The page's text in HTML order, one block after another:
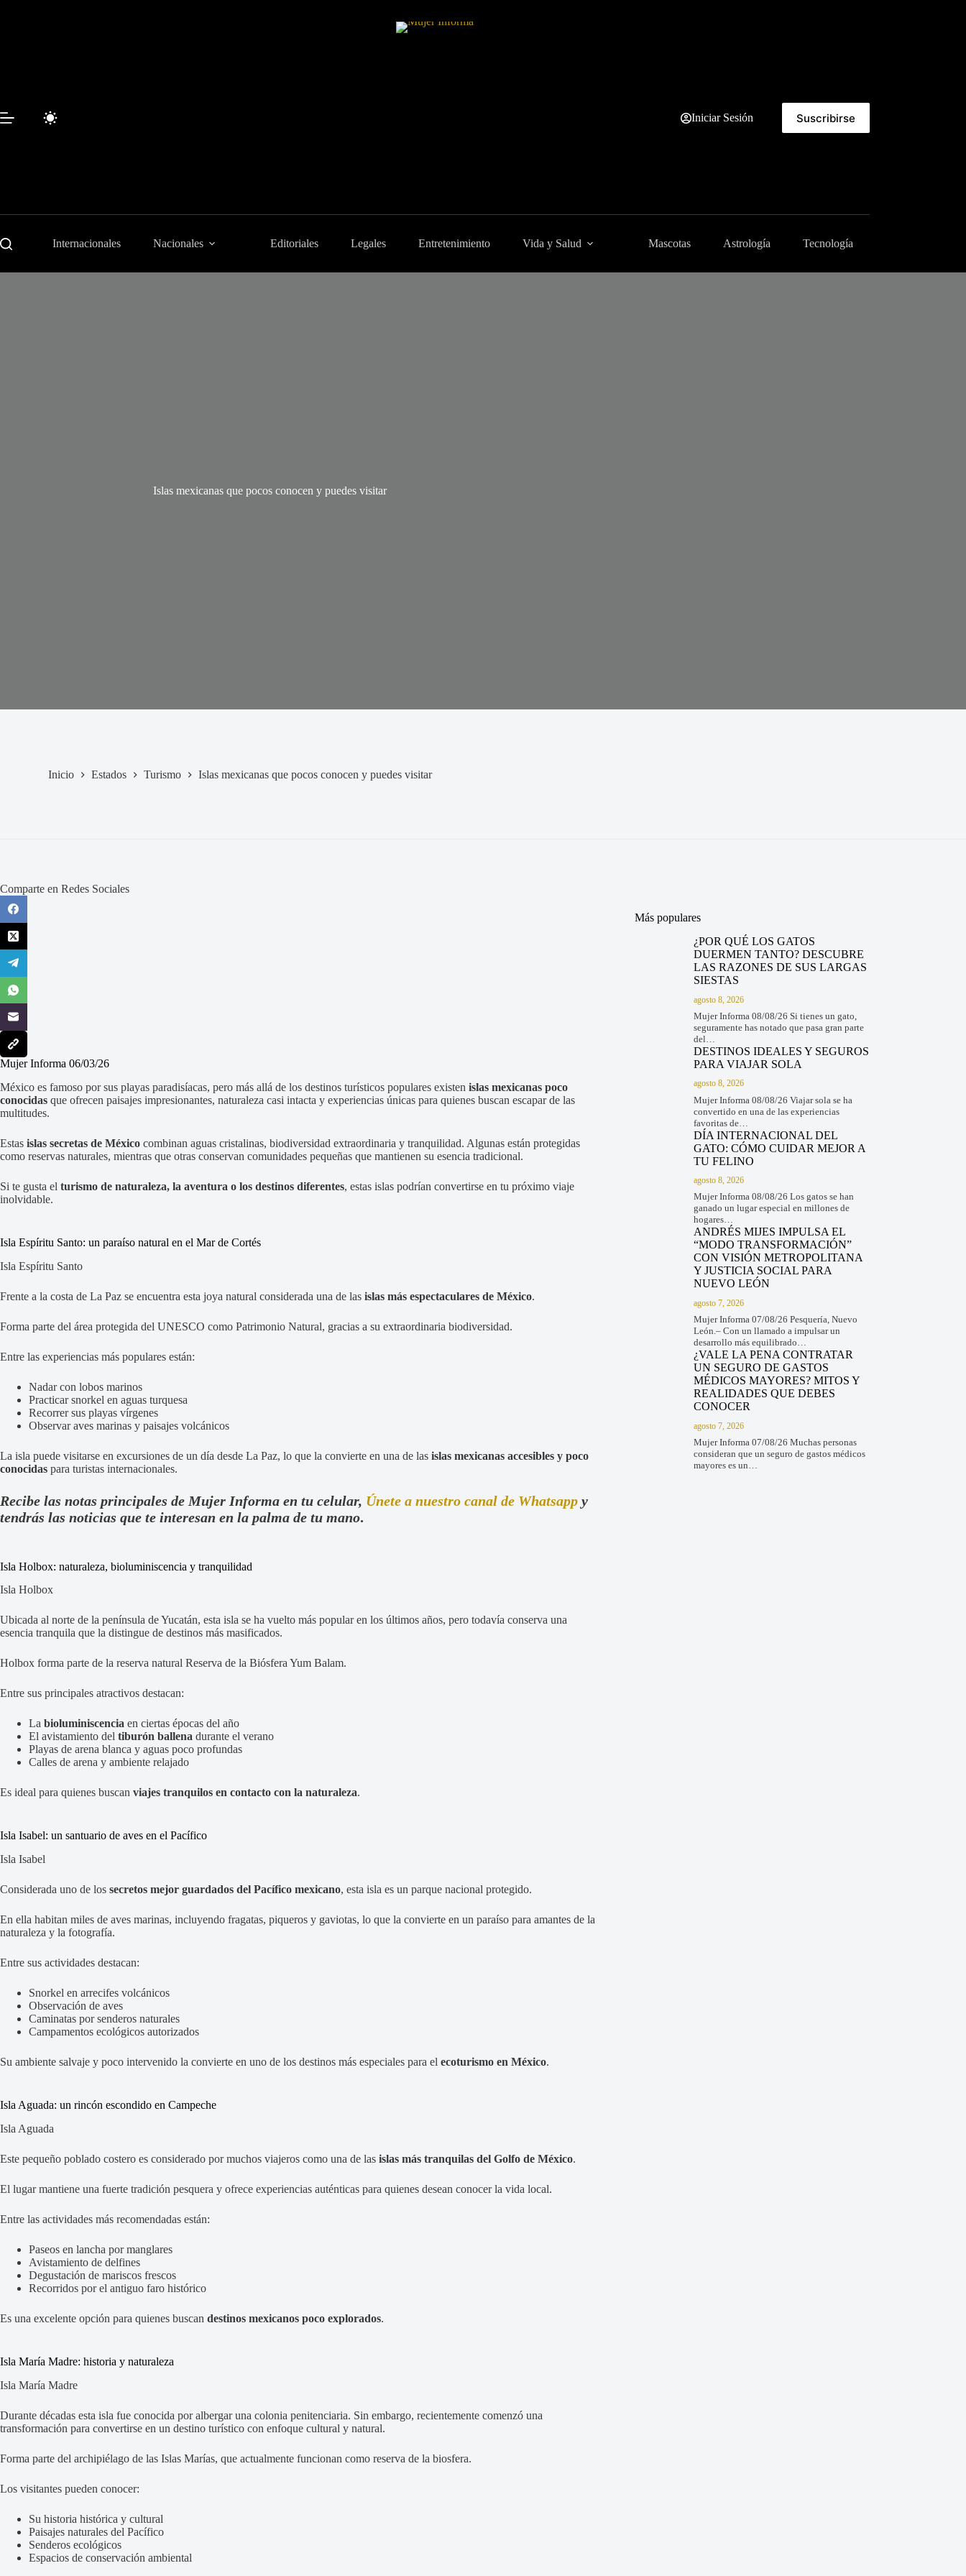
Iniciar Sesión Suscribirse
Internacionales Nacionales Editoriales Legales Entretenimiento Vida y Salud Mascotas Astrología Tecnología
Islas mexicanas que pocos conocen y puedes visitar
Inicio Estados Turismo Islas mexicanas que pocos conocen y puedes visitar
Comparte en Redes Sociales
Mujer Informa 06/03/26
México es famoso por sus playas paradisíacas, pero más allá de los destinos turísticos populares existen islas mexicanas poco
conocidas que ofrecen paisajes impresionantes, naturaleza casi intacta y experiencias únicas para quienes buscan escapar de las
multitudes.
Estas islas secretas de México combinan aguas cristalinas, biodiversidad extraordinaria y tranquilidad. Algunas están protegidas
como reservas naturales, mientras que otras conservan comunidades pequeñas que mantienen su esencia tradicional.
Si te gusta el turismo de naturaleza, la aventura o los destinos diferentes, estas islas podrían convertirse en tu próximo viaje
inolvidable.
Isla Espíritu Santo: un paraíso natural en el Mar de Cortés
Isla Espíritu Santo
Frente a la costa de La Paz se encuentra esta joya natural considerada una de las islas más espectaculares de México.
Forma parte del área protegida del UNESCO como Patrimonio Natural, gracias a su extraordinaria biodiversidad.
Entre las experiencias más populares están:
Nadar con lobos marinos
Practicar snorkel en aguas turquesa
Recorrer sus playas vírgenes
Observar aves marinas y paisajes volcánicos
La isla puede visitarse en excursiones de un día desde La Paz, lo que la convierte en una de las islas mexicanas accesibles y poco
conocidas para turistas internacionales.
Recibe las notas principales de Mujer Informa en tu celular, Únete a nuestro canal de Whatsapp y
tendrás las noticias que te interesan en la palma de tu mano.
Isla Holbox: naturaleza, bioluminiscencia y tranquilidad
Isla Holbox
Ubicada al norte de la península de Yucatán, esta isla se ha vuelto más popular en los últimos años, pero todavía conserva una
esencia tranquila que la distingue de destinos más masificados.
Holbox forma parte de la reserva natural Reserva de la Biósfera Yum Balam.
Entre sus principales atractivos destacan:
La bioluminiscencia en ciertas épocas del año
El avistamiento del tiburón ballena durante el verano
Playas de arena blanca y aguas poco profundas
Calles de arena y ambiente relajado
Es ideal para quienes buscan viajes tranquilos en contacto con la naturaleza.
Isla Isabel: un santuario de aves en el Pacífico
Isla Isabel
Considerada uno de los secretos mejor guardados del Pacífico mexicano, esta isla es un parque nacional protegido.
En ella habitan miles de aves marinas, incluyendo fragatas, piqueros y gaviotas, lo que la convierte en un paraíso para amantes de la
naturaleza y la fotografía.
Entre sus actividades destacan:
Snorkel en arrecifes volcánicos
Observación de aves
Caminatas por senderos naturales
Campamentos ecológicos autorizados
Su ambiente salvaje y poco intervenido la convierte en uno de los destinos más especiales para el ecoturismo en México.
Isla Aguada: un rincón escondido en Campeche
Isla Aguada
Este pequeño poblado costero es considerado por muchos viajeros como una de las islas más tranquilas del Golfo de México.
El lugar mantiene una fuerte tradición pesquera y ofrece experiencias auténticas para quienes desean conocer la vida local.
Entre las actividades más recomendadas están:
Paseos en lancha por manglares
Avistamiento de delfines
Degustación de mariscos frescos
Recorridos por el antiguo faro histórico
Es una excelente opción para quienes buscan destinos mexicanos poco explorados.
Isla María Madre: historia y naturaleza
Isla María Madre
Durante décadas esta isla fue conocida por albergar una colonia penitenciaria. Sin embargo, recientemente comenzó una
transformación para convertirse en un destino turístico con enfoque cultural y natural.
Forma parte del archipiélago de las Islas Marías, que actualmente funcionan como reserva de la biosfera.
Los visitantes pueden conocer:
Su historia histórica y cultural
Paisajes naturales del Pacífico
Senderos ecológicos
Espacios de conservación ambiental
Más populares
¿POR QUÉ LOS GATOS
DUERMEN TANTO? DESCUBRE
LAS RAZONES DE SUS LARGAS
SIESTAS
agosto 8, 2026
Mujer Informa 08/08/26 Si tienes un gato,
seguramente has notado que pasa gran parte
del…
DESTINOS IDEALES Y SEGUROS
PARA VIAJAR SOLA
agosto 8, 2026
Mujer Informa 08/08/26 Viajar sola se ha
convertido en una de las experiencias
favoritas de…
DÍA INTERNACIONAL DEL
GATO: CÓMO CUIDAR MEJOR A
TU FELINO
agosto 8, 2026
Mujer Informa 08/08/26 Los gatos se han
ganado un lugar especial en millones de
hogares…
ANDRÉS MIJES IMPULSA EL
“MODO TRANSFORMACIÓN”
CON VISIÓN METROPOLITANA
Y JUSTICIA SOCIAL PARA
NUEVO LEÓN
agosto 7, 2026
Mujer Informa 07/08/26 Pesquería, Nuevo
León.– Con un llamado a impulsar un
desarrollo más equilibrado…
¿VALE LA PENA CONTRATAR
UN SEGURO DE GASTOS
MÉDICOS MAYORES? MITOS Y
REALIDADES QUE DEBES
CONOCER
agosto 7, 2026
Mujer Informa 07/08/26 Muchas personas
consideran que un seguro de gastos médicos
mayores es un…